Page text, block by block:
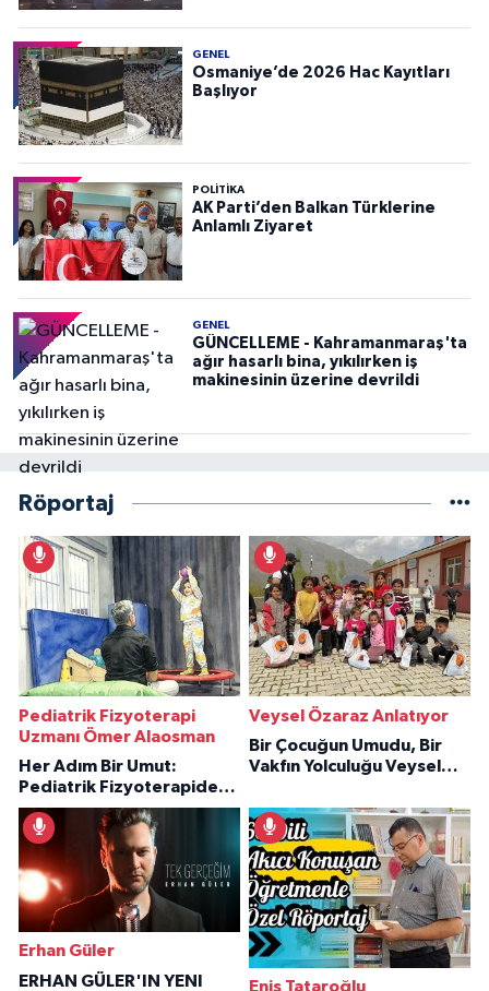
GENEL
Osmaniye’de 2026 Hac Kayıtları
Başlıyor
POLITIKA
AK Parti’den Balkan Türklerine
Anlamlı Ziyaret
GENEL
GÜNCELLEME - Kahramanmaraş'ta
ağır hasarlı bina, yıkılırken iş
makinesinin üzerine devrildi
Röportaj
Pediatrik Fizyoterapi
Uzmanı Ömer Alaosman
Her Adım Bir Umut:
Pediatrik Fizyoterapiden
İlham Veren Hikâyeler
Veysel Özaraz Anlatıyor
Bir Çocuğun Umudu, Bir
Vakfın Yolculuğu Veysel
Erhan Güler
ERHAN GÜLER'IN YENI
Enis Tataroğlu